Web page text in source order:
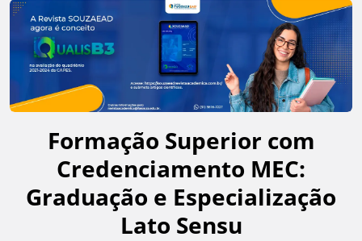
Formação Superior com
Credenciamento MEC:
Graduação e Especialização
Lato Sensu